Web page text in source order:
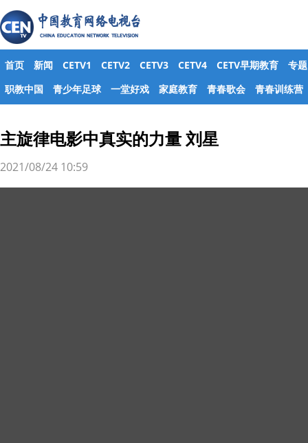
首页 新闻 CETV1 CETV2 CETV3 CETV4 CETV早期教育
专题
职教中国
青少年足球 一堂好戏 家庭教育 青春歌会 青春训练营
主旋律电影中真实的力量 刘星
2021/08/24 10:59